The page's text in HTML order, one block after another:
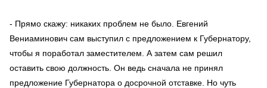
- Прямо скажу: никаких проблем не было. Евгений
Вениаминович сам выступил с предложением к Губернатору,
чтобы я поработал заместителем. А затем сам решил
оставить свою должность. Он ведь сначала не принял
предложение Губернатора о досрочной отставке. Но чуть